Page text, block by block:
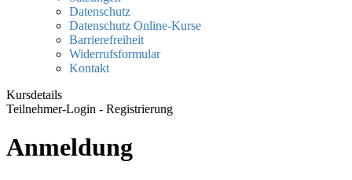
Datenschutz
Datenschutz Online-Kurse
Barrierefreiheit
Widerrufsformular
Kontakt
Kursdetails
Teilnehmer-Login - Registrierung
Anmeldung